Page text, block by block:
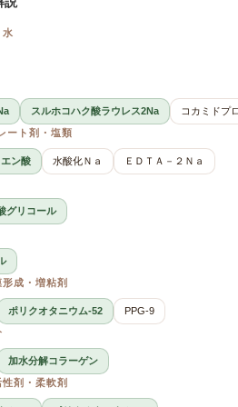
スルホコハク酸ラウレス2Na
コカミドプ
ート剤・塩類
エン酸 水酸化Ｎａ
ＥＤＴＡ－２Ｎａ
グリコール
成・増粘剤
ポリクオタニウム-52
PPG-9
加水分解コラーゲン
剤・柔軟剤